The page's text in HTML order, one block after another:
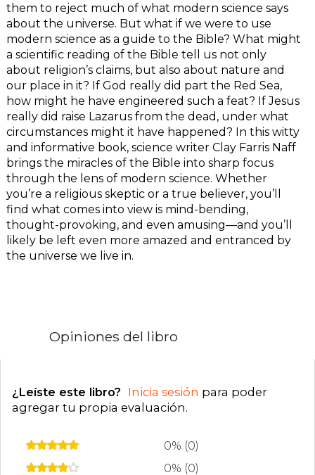
them to reject much of what modern science says
about the universe. But what if we were to use
modern science as a guide to the Bible? What might
a scientific reading of the Bible tell us not only
about religion’s claims, but also about nature and
our place in it? If God really did part the Red Sea,
how might he have engineered such a feat? If Jesus
really did raise Lazarus from the dead, under what
circumstances might it have happened? In this witty
and informative book, science writer Clay Farris Naff
brings the miracles of the Bible into sharp focus
through the lens of modern science. Whether
you’re a religious skeptic or a true believer, you’ll
find what comes into view is mind-bending,
thought-provoking, and even amusing—and you’ll
likely be left even more amazed and entranced by
the universe we live in.
Opiniones del libro
¿Leíste este libro? Inicia sesión para poder
agregar tu propia evaluación.
0% (0)
0% (0)